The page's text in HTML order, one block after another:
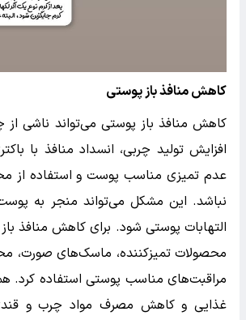
کاهش منافذ باز پوستی
کاهش منافذ باز پوستی می‌تواند ناشی از
افزایش تولید چربی، انسداد منافذ با
عدم تمیزی مناسب پوست و استفاده از
نباشد. این مشکل می‌تواند منجر به
التهابات پوستی شود. برای کاهش منافذ
محصولات تمیز‌کننده، ماسک‌های صورت،
مراقبت‌های مناسب پوستی استفاده کرد.
غذایی و کاهش مصرف مواد چرب و